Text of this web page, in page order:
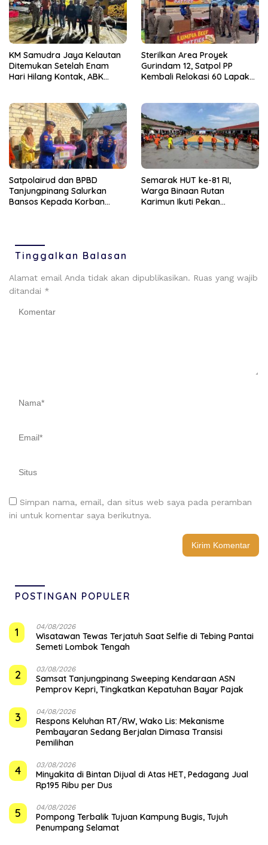
KM Samudra Jaya Kelautan
Ditemukan Setelah Enam
Hari Hilang Kontak, ABK
Sterilkan Area Proyek
Gurindam 12, Satpol PP
Kembali Relokasi 60 Lapak
Satpolairud dan BPBD
Tanjungpinang Salurkan
Bansos Kepada Korban
Semarak HUT ke-81 RI,
Warga Binaan Rutan
Karimun Ikuti Pekan
Tinggalkan Balasan
Alamat email Anda tidak akan dipublikasikan. Ruas yang wajib
ditandai *
Simpan nama, email, dan situs web saya pada peramban
ini untuk komentar saya berikutnya.
POSTINGAN POPULER
1 04/08/2026
Wisatawan Tewas Terjatuh Saat Selfie di Tebing Pantai
Semeti Lombok Tengah
2 03/08/2026
Samsat Tanjungpinang Sweeping Kendaraan ASN
Pemprov Kepri, Tingkatkan Kepatuhan Bayar Pajak
3 04/08/2026
‎Respons Keluhan RT/RW, Wako Lis: Mekanisme
Pembayaran Sedang Berjalan Dimasa Transisi
Pemilihan
4 03/08/2026
Minyakita di Bintan Dijual di Atas HET, Pedagang Jual
Rp195 Ribu per Dus
5 04/08/2026
Pompong Terbalik Tujuan Kampung Bugis, Tujuh
Penumpang Selamat